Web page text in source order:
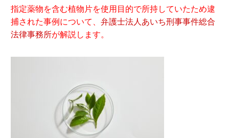
指定薬物を含む植物片を使用目的で所持していたため逮
捕された事例について、弁護士法人あいち刑事事件総合
法律事務所が解説します。